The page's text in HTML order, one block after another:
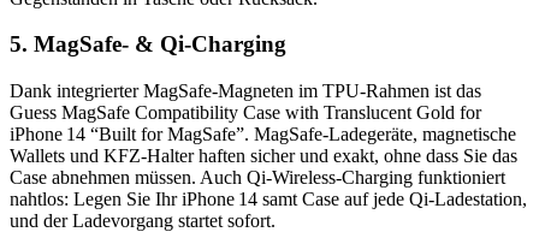
5. MagSafe‑ & Qi‑Charging
Dank integrierter MagSafe‑Magneten im TPU‑Rahmen ist das
Guess MagSafe Compatibility Case with Translucent Gold for
iPhone 14 “Built for MagSafe”. MagSafe‑Ladegeräte, magnetische
Wallets und KFZ‑Halter haften sicher und exakt, ohne dass Sie das
Case abnehmen müssen. Auch Qi‑Wireless‑Charging funktioniert
nahtlos: Legen Sie Ihr iPhone 14 samt Case auf jede Qi‑Ladestation,
und der Ladevorgang startet sofort.